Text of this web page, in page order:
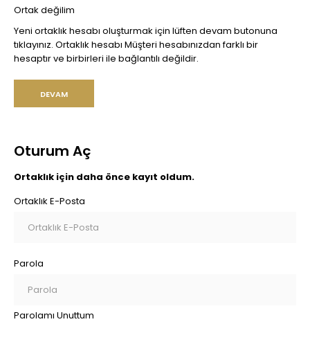
Ortak değilim
Yeni ortaklık hesabı oluşturmak için lüften devam butonuna
tıklayınız. Ortaklık hesabı Müşteri hesabınızdan farklı bir
hesaptır ve birbirleri ile bağlantılı değildir.
DEVAM
Oturum Aç
Ortaklık için daha önce kayıt oldum.
Ortaklık E-Posta
Parola
Parolamı Unuttum